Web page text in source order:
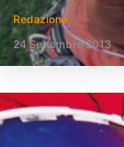
Redazione
24 Settembre 2013